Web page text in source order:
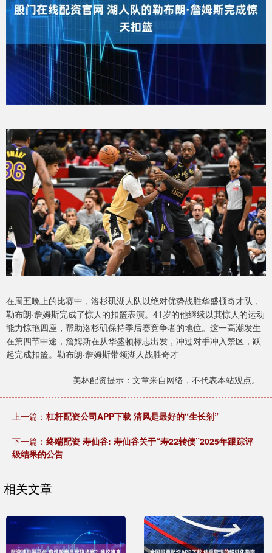
在周五晚上的比赛中，洛杉矶湖人队以绝对优势战胜华盛顿奇才队，
勒布朗·詹姆斯完成了惊人的扣篮表演。41岁的他继续以其惊人的运动
能力惊艳四座，帮助洛杉矶保持季后赛竞争者的地位。这一高潮发生
在第四节中途，詹姆斯在从华盛顿标志出发，冲过对手冲入禁区，跃
起完成扣篮。勒布朗·詹姆斯带领湖人战胜奇才
美林配资提示：文章来自网络，不代表本站观点。
上一篇： 杠杆配资公司APP下载 清风是最好的“生长剂”
下一篇： 终端配资 寿仙谷: 寿仙谷关于“寿22转债”2025年跟踪评
级结果的公告
相关文章